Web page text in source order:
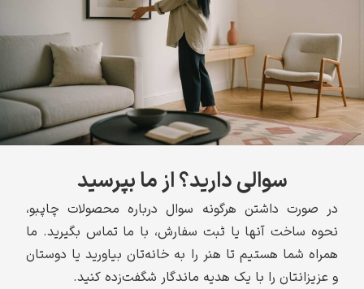
سوالی دارید؟ از ما بپرسید
در صورت داشتن هرگونه سوال درباره محصولات چاپبو،
نحوه ساخت آنها یا ثبت سفارش، با ما تماس بگیرید. ما
همراه شما هستیم تا هنر را به خانه‌تان بیاورید یا دوستان
و عزیزانتان را با یک هدیه ماندگار شگفت‌زده کنید.